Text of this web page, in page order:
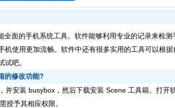
全面的手机系统工具。软件能够利用专业的记录来检测
机使用更加流畅。软件中还有很多实用的工具可以根
吧。
修改功能?
并安装 busybox，然后下载安装 Scene 工具箱。打开
授予其相应权限。